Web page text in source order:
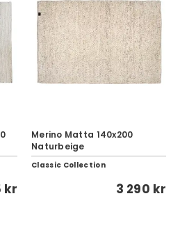
kr
Merino Matta 140x200
Naturbeige
Classic Collection
3 290 kr